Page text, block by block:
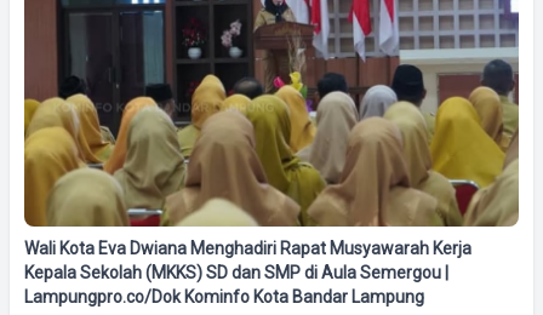
Wali Kota Eva Dwiana Menghadiri Rapat Musyawarah Kerja
Kepala Sekolah (MKKS) SD dan SMP di Aula Semergou |
Lampungpro.co/Dok Kominfo Kota Bandar Lampung